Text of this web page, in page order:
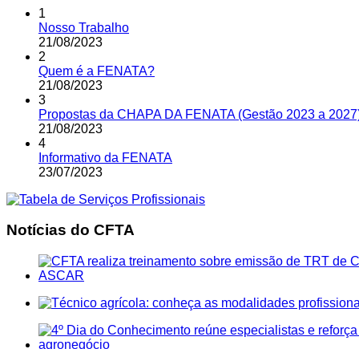
1
Nosso Trabalho
21/08/2023
2
Quem é a FENATA?
21/08/2023
3
Propostas da CHAPA DA FENATA (Gestão 2023 a
21/08/2023
4
Informativo da FENATA
23/07/2023
Notícias do CFTA